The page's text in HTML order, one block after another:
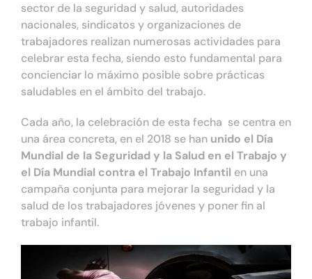
sector de la seguridad y salud, autoridades
nacionales, sindicatos y organizaciones de
trabajadores realizan numerosas actividades para
celebrar esta fecha, siendo esto fundamental para
concienciar lo máximo posible sobre prácticas
saludables en el ámbito del trabajo.
Cada año, la celebración de esta fecha se centra en
una área concreta, en el 2018 se han unido el Día
Mundial de la Seguridad y la Salud en el Trabajo y
el Día Mundial contra el Trabajo Infantil en una
campaña conjunta para mejorar la seguridad y la
salud de los trabajadores jóvenes y poner fin al
trabajo infantil.